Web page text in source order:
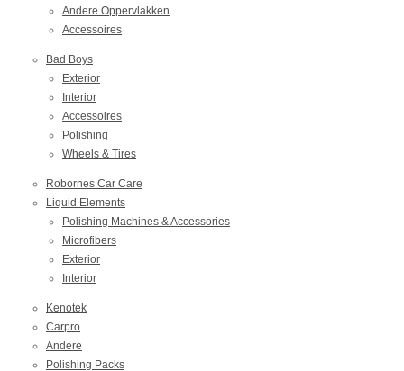
Andere Oppervlakken
Accessoires
Bad Boys
Exterior
Interior
Accessoires
Polishing
Wheels & Tires
Robornes Car Care
Liquid Elements
Polishing Machines & Accessories
Microfibers
Exterior
Interior
Kenotek
Carpro
Andere
Polishing Packs